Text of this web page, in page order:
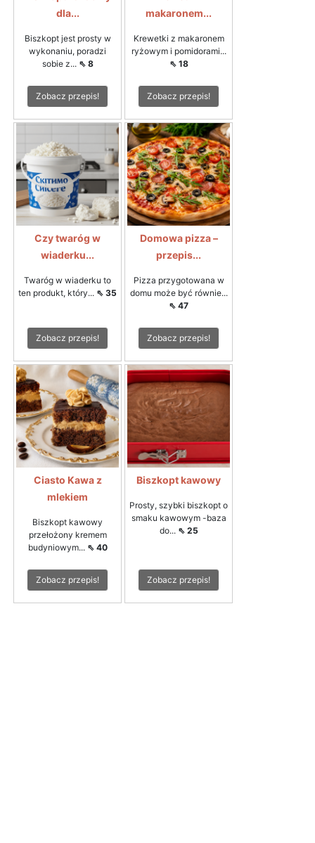
dla...
Biszkopt jest prosty w
wykonaniu, poradzi
sobie z... ⇖ 8
Zobacz przepis!
makaronem...
Krewetki z makaronem
ryżowym i pomidorami...
⇖ 18
Zobacz przepis!
Czy twaróg w
wiaderku...
Twaróg w wiaderku to
ten produkt, który... ⇖ 35
Zobacz przepis!
Domowa pizza –
przepis...
Pizza przygotowana w
domu może być równie...
⇖ 47
Zobacz przepis!
Ciasto Kawa z
mlekiem
Biszkopt kawowy
przełożony kremem
budyniowym... ⇖ 40
Zobacz przepis!
Biszkopt kawowy
Prosty, szybki biszkopt o
smaku kawowym -baza
do... ⇖ 25
Zobacz przepis!